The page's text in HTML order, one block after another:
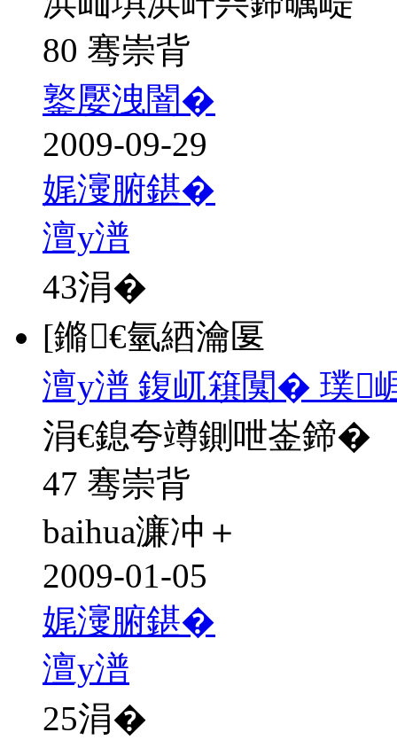
80 骞崇背
鐜嬮洩闇�
2009-09-29
娓濅腑鍖�
澶у潽
43涓�
[鏅€氫綇瀹匽
澶у潽 鍑屼簯闃� 璞
涓€鎴夸竴鍘呭崟鍗�
47 骞崇背
baihua濂冲＋
2009-01-05
娓濅腑鍖�
澶у潽
25涓�